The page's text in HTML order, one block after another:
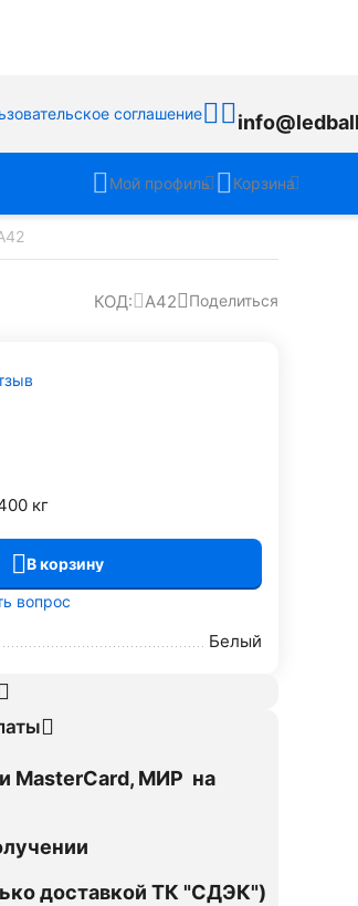
соглашение
Мой профиль Корзина
КОД: A42 Поделиться
кг
В корзину
вопрос
Белый
MasterCard, МИР на
доставкой ТК "СДЭК")